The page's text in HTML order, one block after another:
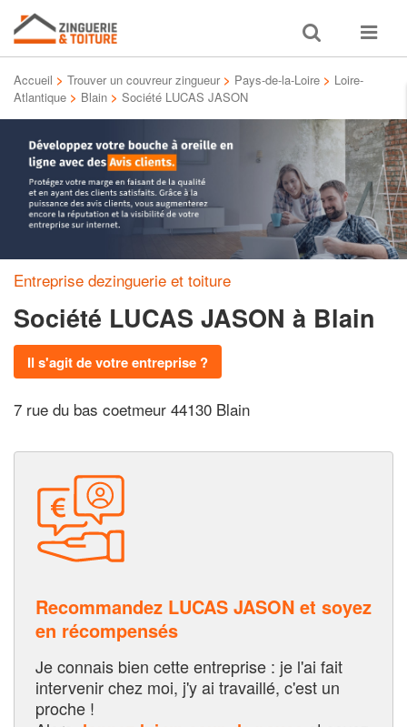
Toggle
search
Toggle
Accueil > Trouver un couvreur zingueur > Pays-de-la-Loire > Loire-
Atlantique > Blain > Société LUCAS JASON
Entreprise dezinguerie et toiture
Société LUCAS JASON à Blain
Il s'agit de votre entreprise ?
7 rue du bas coetmeur 44130 Blain
Recommandez LUCAS JASON et soyez
en récompensés
Je connais bien cette entreprise : je l'ai fait
intervenir chez moi, j'y ai travaillé, c'est un
proche !